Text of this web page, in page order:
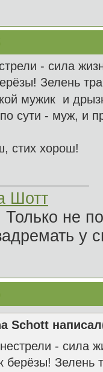
- сила
Зелень
мужик и
сути - муж, и
стих хорош!
Шотт
Только не
у
Schott
- сила
берёзы! Зелень